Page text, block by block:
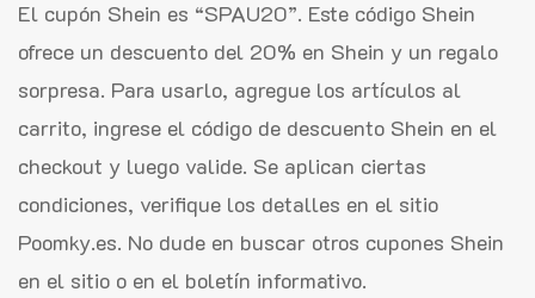
El cupón Shein es “SPAU20”. Este código Shein
ofrece un descuento del 20% en Shein y un regalo
sorpresa. Para usarlo, agregue los artículos al
carrito, ingrese el código de descuento Shein en el
checkout y luego valide. Se aplican ciertas
condiciones, verifique los detalles en el sitio
Poomky.es. No dude en buscar otros cupones Shein
en el sitio o en el boletín informativo.